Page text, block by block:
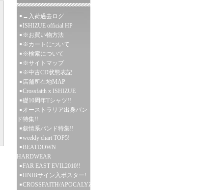
→入荷過去ログ
ISHIZUE official HP
※お買い物方法
※カートについて
※検索について
※サイトマップ
※中古CD状態表記
店舗所在地MAP
Crossfaith x ISHIZUE
礎10周年Tシャツ!!
オーストラリア出身バン
ド特集!!
叙情系バンド特集!!
weekly chart TOP5!
BEATDOWN
HARDWEAR
FAR EAST EVIL2010!!
HNIBサイン入ポスター!
CROSSFAITH/APOCALYZE